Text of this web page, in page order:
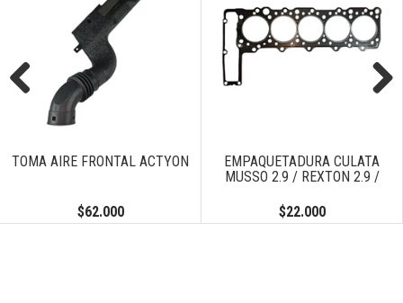
TOMA AIRE FRONTAL ACTYON
$62.000
EMPAQUETADURA CULATA
MUSSO 2.9 / REXTON 2.9 /
$22.000
Previous